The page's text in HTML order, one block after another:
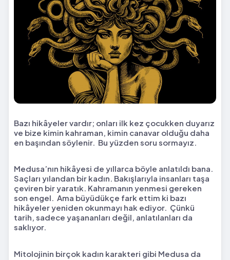
Bazı hikâyeler vardır; onları ilk kez çocukken duyarız
ve bize kimin kahraman, kimin canavar olduğu daha
en başından söylenir. Bu yüzden soru sormayız.
Medusa’nın hikâyesi de yıllarca böyle anlatıldı bana.
Saçları yılandan bir kadın. Bakışlarıyla insanları taşa
çeviren bir yaratık. Kahramanın yenmesi gereken
son engel. Ama büyüdükçe fark ettim ki bazı
hikâyeler yeniden okunmayı hak ediyor. Çünkü
tarih, sadece yaşananları değil, anlatılanları da
saklıyor.
Mitolojinin birçok kadın karakteri gibi Medusa da